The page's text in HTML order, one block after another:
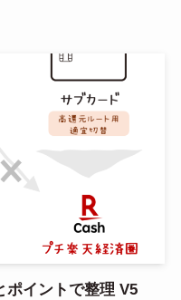
ポイントで整理 V5